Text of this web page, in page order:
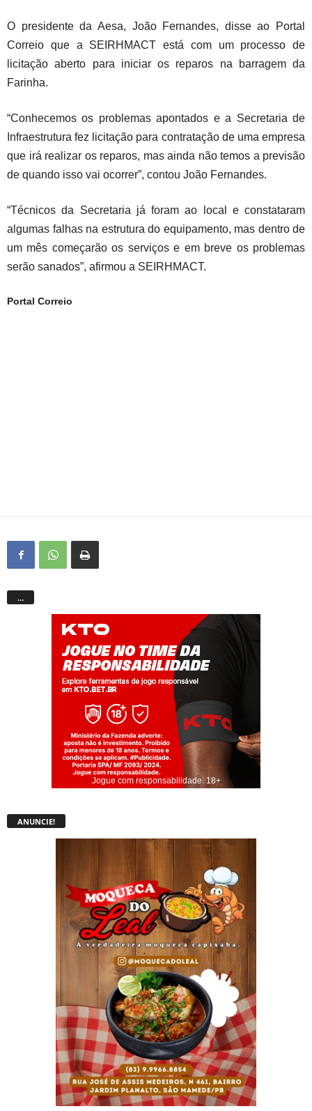
O presidente da Aesa, João Fernandes, disse ao Portal
Correio que a SEIRHMACT está com um processo de
licitação aberto para iniciar os reparos na barragem da
Farinha.
“Conhecemos os problemas apontados e a Secretaria de
Infraestrutura fez licitação para contratação de uma empresa
que irá realizar os reparos, mas ainda não temos a previsão
de quando isso vai ocorrer”, contou João Fernandes.
“Técnicos da Secretaria já foram ao local e constataram
algumas falhas na estrutura do equipamento, mas dentro de
um mês começarão os serviços e em breve os problemas
serão sanados”, afirmou a SEIRHMACT.
Portal Correio
…
Jogue com responsabilidade. 18+
ANUNCIE!